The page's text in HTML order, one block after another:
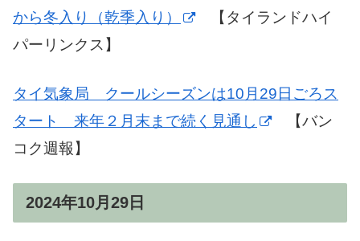
から冬入り（乾季入り）
【タイランドハイ
パーリンクス】
タイ気象局 クールシーズンは10月29日ごろス
タート 来年２月末まで続く見通し
【バン
コク週報】
2024年10月29日